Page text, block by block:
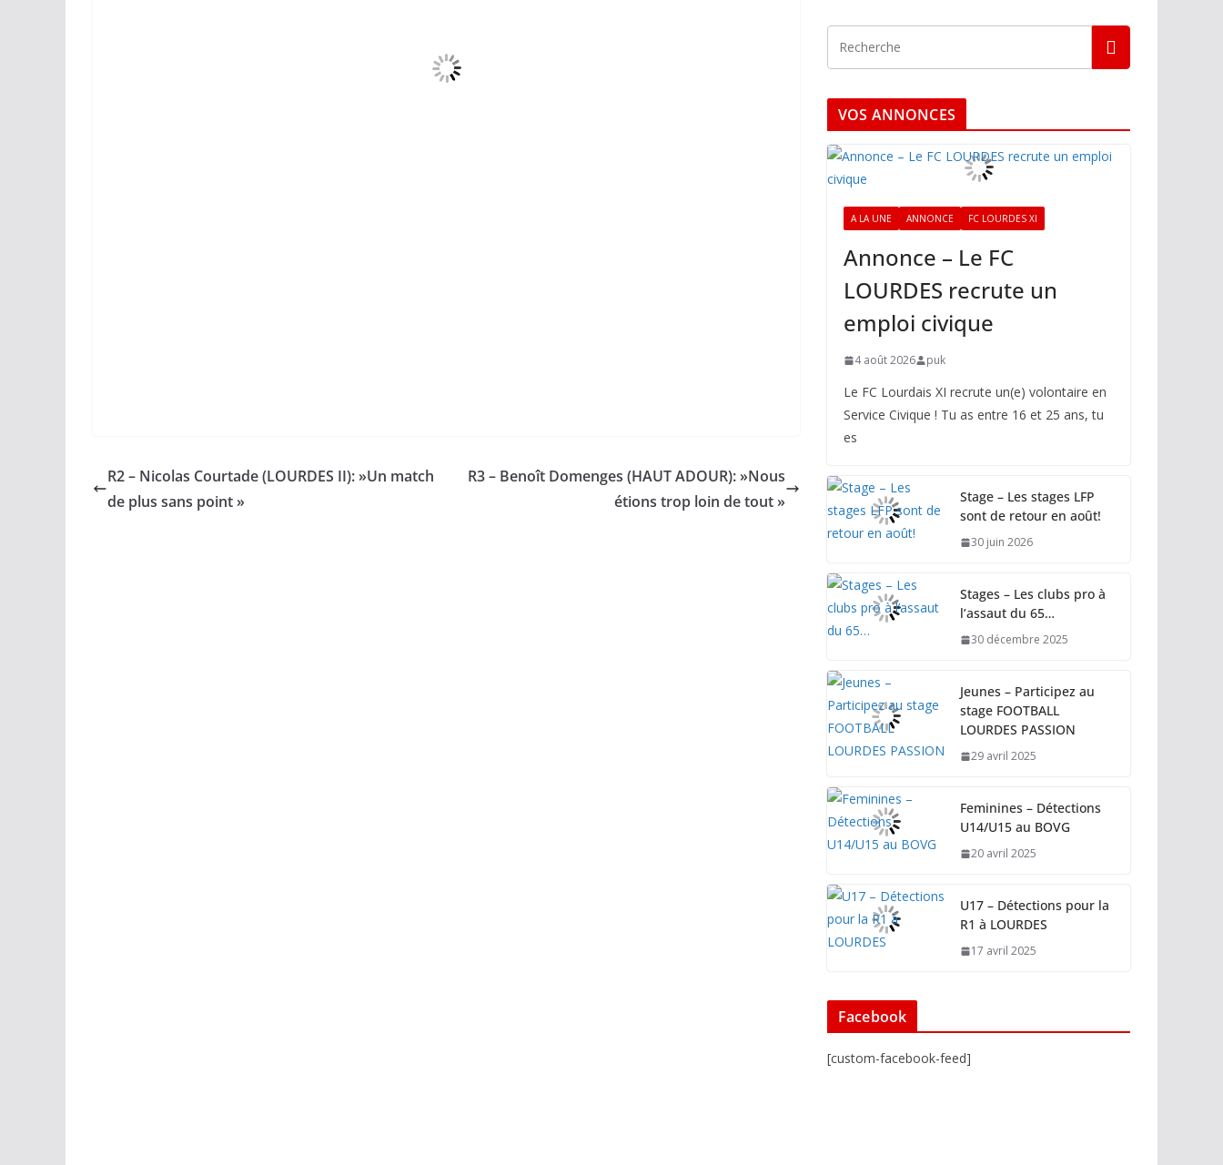
R2 – Nicolas Courtade (LOURDES II): »Un match
de plus sans point »
R3 – Benoît Domenges (HAUT ADOUR): »Nous
étions trop loin de tout »
VOS ANNONCES
A LA UNE ANNONCE FC LOURDES XI
Annonce – Le FC
LOURDES recrute un
emploi civique
4 août 2026 puk
Le FC Lourdais XI recrute un(e) volontaire en
Service Civique ! Tu as entre 16 et 25 ans, tu
es
Stage – Les stages LFP
sont de retour en août!
30 juin 2026
Stages – Les clubs pro à
l’assaut du 65…
30 décembre 2025
Jeunes – Participez au
stage FOOTBALL
LOURDES PASSION
29 avril 2025
Feminines – Détections
U14/U15 au BOVG
20 avril 2025
U17 – Détections pour la
R1 à LOURDES
17 avril 2025
Facebook
[custom-facebook-feed]